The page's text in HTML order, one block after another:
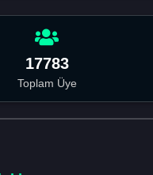
17783
Toplam Üye